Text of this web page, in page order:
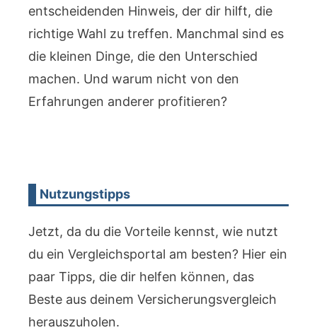
entscheidenden Hinweis, der dir hilft, die
richtige Wahl zu treffen. Manchmal sind es
die kleinen Dinge, die den Unterschied
machen. Und warum nicht von den
Erfahrungen anderer profitieren?
Nutzungstipps
Jetzt, da du die Vorteile kennst, wie nutzt
du ein Vergleichsportal am besten? Hier ein
paar Tipps, die dir helfen können, das
Beste aus deinem Versicherungsvergleich
herauszuholen.